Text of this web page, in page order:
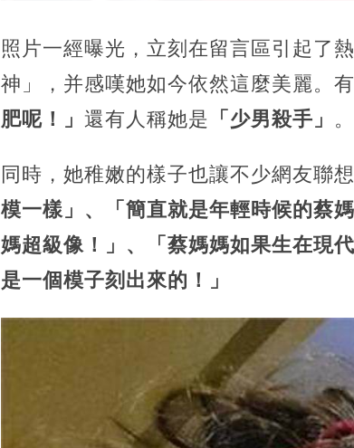
照片一經曝光，立刻在留言區引起了
神」，并感嘆她如今依然這麼美麗。有
肥呢！」 還有人稱她是 「少男殺手」 。
同時，她稚嫩的樣子也讓不少網友聯
模一樣」、「簡直就是年輕時候的蔡
媽超級像！」、「蔡媽媽如果生在現
是一個模子刻出來的！」